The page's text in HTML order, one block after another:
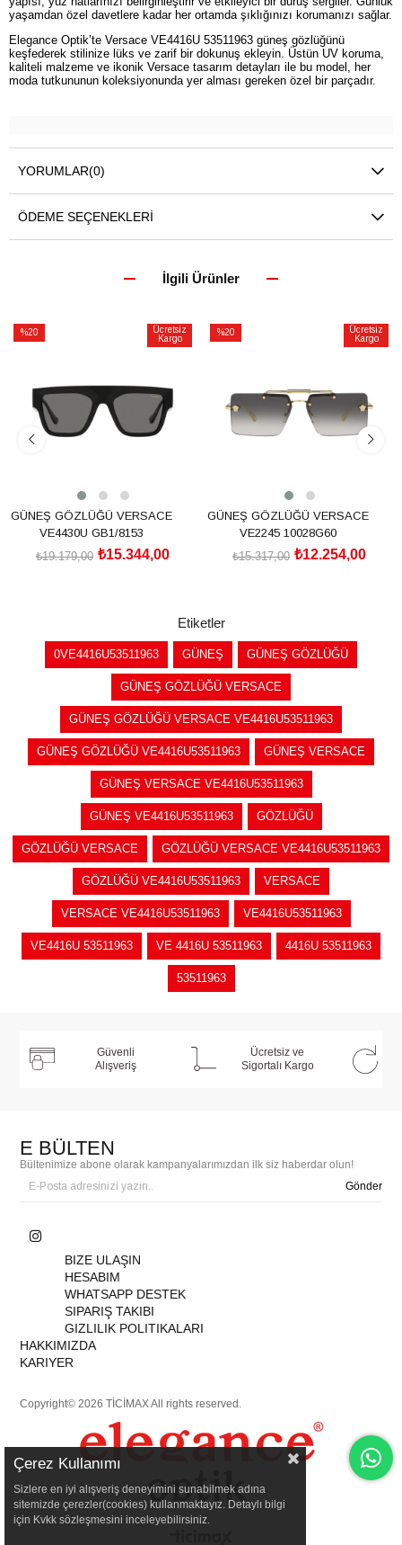
yaşamdan özel davetlere kadar her ortamda şıklığınızı korumanızı sağlar.
Elegance Optik’te Versace VE4416U 53511963 güneş gözlüğünü
keşfederek stilinize lüks ve zarif bir dokunuş ekleyin. Üstün UV koruma,
kaliteli malzeme ve ikonik Versace tasarım detayları ile bu model, her
moda tutkununun koleksiyonunda yer alması gereken özel bir parçadır.
YORUMLAR(0)
ÖDEME SEÇENEKLERI
İlgili Ürünler
%20
Ücretsiz
Kargo
GÜNEŞ GÖZLÜĞÜ VERSACE
VE4430U GB1/8153
₺15.344,00
₺19.179,00
%20
Ücretsiz
Kargo
GÜNEŞ GÖZLÜĞÜ VERSACE
VE2245 10028G60
₺12.254,00
₺15.317,00
Etiketler
0VE4416U53511963 GÜNEŞ GÜNEŞ GÖZLÜĞÜ
GÜNEŞ GÖZLÜĞÜ VERSACE
GÜNEŞ GÖZLÜĞÜ VERSACE VE4416U53511963
GÜNEŞ GÖZLÜĞÜ VE4416U53511963 GÜNEŞ VERSACE
GÜNEŞ VERSACE VE4416U53511963
GÜNEŞ VE4416U53511963 GÖZLÜĞÜ
GÖZLÜĞÜ VERSACE GÖZLÜĞÜ VERSACE VE4416U53511963
GÖZLÜĞÜ VE4416U53511963 VERSACE
VERSACE VE4416U53511963 VE4416U53511963
VE4416U 53511963 VE 4416U 53511963 4416U 53511963
53511963
Güvenli
Alışveriş
Ücretsiz ve
Sigortalı Kargo
E BÜLTEN
Bültenimize abone olarak kampanyalarımızdan ilk siz haberdar olun!
Gönder
BIZE ULAŞIN
HESABIM
WHATSAPP DESTEK
SIPARIŞ TAKIBI
GIZLILIK POLITIKALARI
HAKKIMIZDA
KARIYER
Copyright© 2026 TİCİMAX All rights reserved.
Çerez Kullanımı
Sizlere en iyi alışveriş deneyimini sunabilmek adına
sitemizde çerezler(cookies) kullanmaktayız. Detaylı bilgi
için Kvkk sözleşmesini inceleyebilirsiniz.